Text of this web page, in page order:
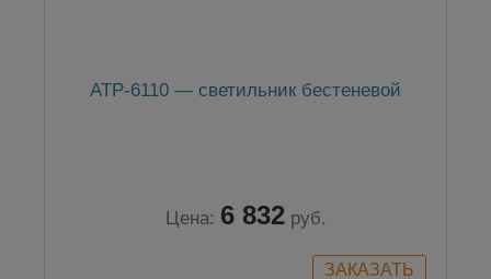
АТР-6110 — светильник бестеневой
Цена: 6 832 руб.